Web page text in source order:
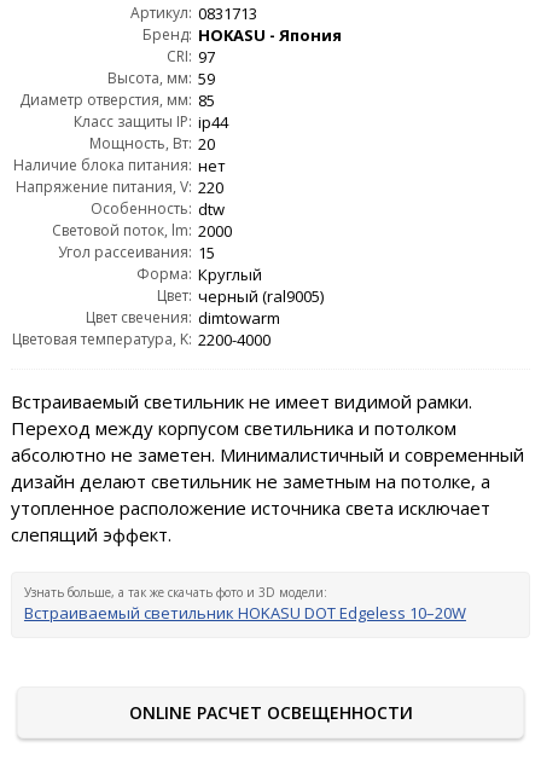
Артикул: 0831713
Бренд: HOKASU - Япония
CRI: 97
Высота, мм: 59
Диаметр отверстия, мм: 85
Класс защиты IP: ip44
Мощность, Вт: 20
Наличие блока питания: нет
Напряжение питания, V: 220
Особенность: dtw
Световой поток, lm: 2000
Угол рассеивания: 15
Форма: Круглый
Цвет: черный (ral9005)
Цвет свечения: dimtowarm
Цветовая температура, K: 2200-4000
Встраиваемый светильник не имеет видимой рамки.
Переход между корпусом светильника и потолком
абсолютно не заметен. Минималистичный и современный
дизайн делают светильник не заметным на потолке, а
утопленное расположение источника света исключает
слепящий эффект.
Узнать больше, а так же скачать фото и 3D модели:
Встраиваемый светильник HOKASU DOT Edgeless 10–20W
ONLINE РАСЧЕТ ОСВЕЩЕННОСТИ